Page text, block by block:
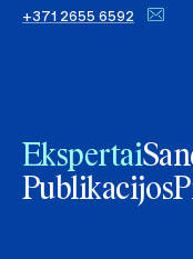
+371 2655 6592
Ekspertai
Publikacijos